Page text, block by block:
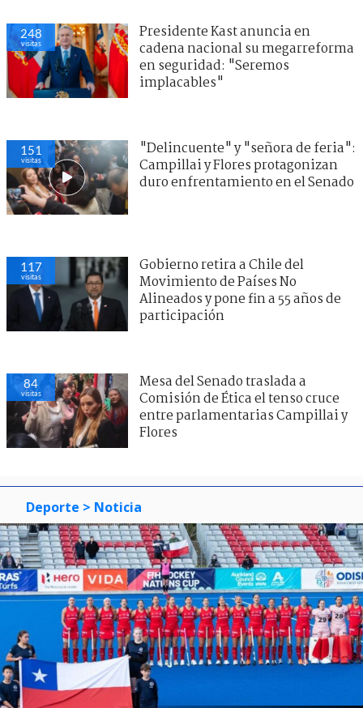
248
visitas
Presidente Kast anuncia en
cadena nacional su megarreforma
en seguridad: "Seremos
implacables"
151
visitas
"Delincuente" y "señora de feria":
Campillai y Flores protagonizan
duro enfrentamiento en el Senado
117
visitas
Gobierno retira a Chile del
Movimiento de Países No
Alineados y pone fin a 55 años de
participación
84
visitas
Mesa del Senado traslada a
Comisión de Ética el tenso cruce
entre parlamentarias Campillai y
Flores
Deporte > Noticia